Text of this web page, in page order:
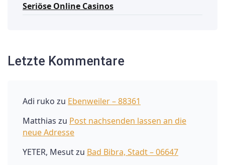
Seriöse Online Casinos
Letzte Kommentare
Adi ruko zu Ebenweiler – 88361
Matthias zu Post nachsenden lassen an die
neue Adresse
YETER, Mesutzu Bad Bibra, Stadt – 06647